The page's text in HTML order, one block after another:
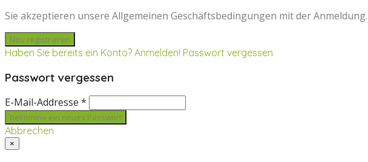
Sie akzeptieren unsere Allgemeinen Geschäftsbedingungen mit der Anmeldung.
Haben Sie bereits ein Konto? Anmelden! Passwort vergessen
Passwort vergessen
E-Mail-Addresse *
Abbrechen
×